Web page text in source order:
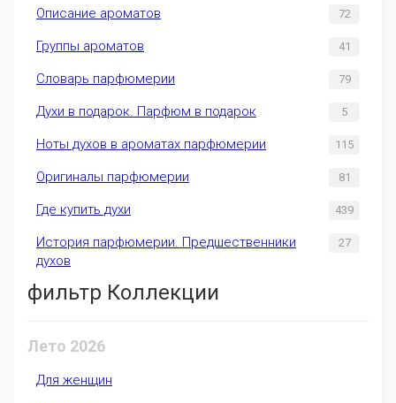
Описание ароматов 72
Группы ароматов 41
Словарь парфюмерии 79
Духи в подарок. Парфюм в подарок 5
Ноты духов в ароматах парфюмерии 115
Оригиналы парфюмерии 81
Где купить духи 439
История парфюмерии. Предшественники
духов
27
фильтр Коллекции
Лето 2026
Для женщин